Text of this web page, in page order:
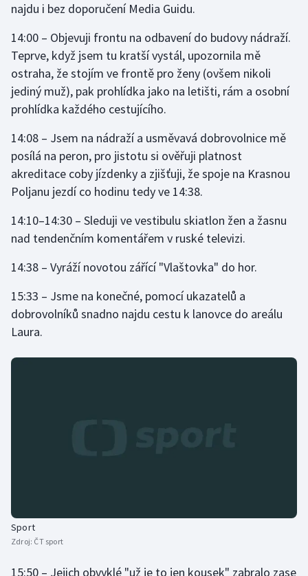
Jezdectví
Judo
Lezení
Lyže a snowboard
Moderní pětiboj
Olympijské hry
Parasport
Plavání
Short track
najdu i bez doporučení Media Guidu.
14:00 – Objevuji frontu na odbavení do budovy nádraží.
Teprve, když jsem tu kratší vystál, upozornila mě
ostraha, že stojím ve frontě pro ženy (ovšem nikoli
jediný muž), pak prohlídka jako na letišti, rám a osobní
prohlídka každého cestujícího.
14:08 – Jsem na nádraží a usměvavá dobrovolnice mě
posílá na peron, pro jistotu si ověřuji platnost
akreditace coby jízdenky a zjišťuji, že spoje na Krasnou
Poljanu jezdí co hodinu tedy ve 14:38.
14:10–14:30 – Sleduji ve vestibulu skiatlon žen a žasnu
nad tendenčním komentářem v ruské televizi.
14:38 – Vyráží novotou zářící "Vlaštovka" do hor.
15:33 – Jsme na konečné, pomocí ukazatelů a
dobrovolníků snadno najdu cestu k lanovce do areálu
Laura.
Sport
Zdroj: ČT sport
15:50 – Jejich obvyklé "už je to jen kousek" zabralo zase